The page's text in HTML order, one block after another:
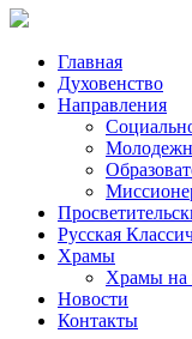
Главная
Духовенство
Направления
Русская
Храмы
Храмы на
Новости
Контакты